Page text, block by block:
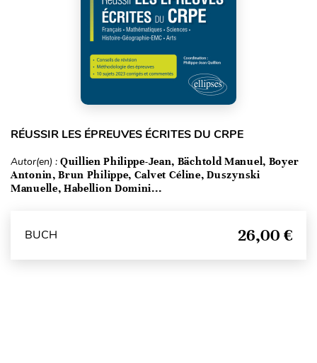
RÉUSSIR LES ÉPREUVES ÉCRITES DU CRPE
Autor(en) : Quillien Philippe-Jean, Bächtold Manuel, Boyer
Antonin, Brun Philippe, Calvet Céline, Duszynski
Manuelle, Habellion Domini...
BUCH 26,00 €